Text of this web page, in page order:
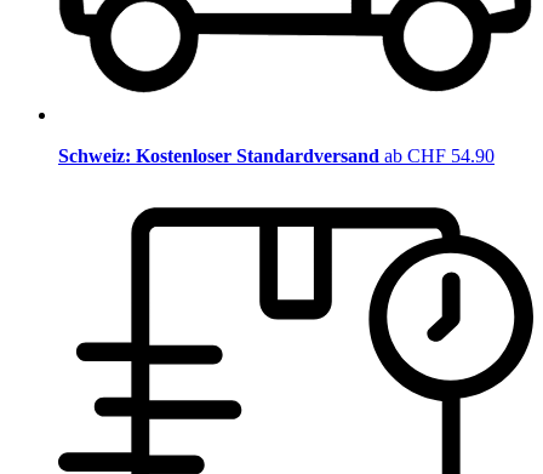
Schweiz: Kostenloser Standardversand ab CHF 54.90